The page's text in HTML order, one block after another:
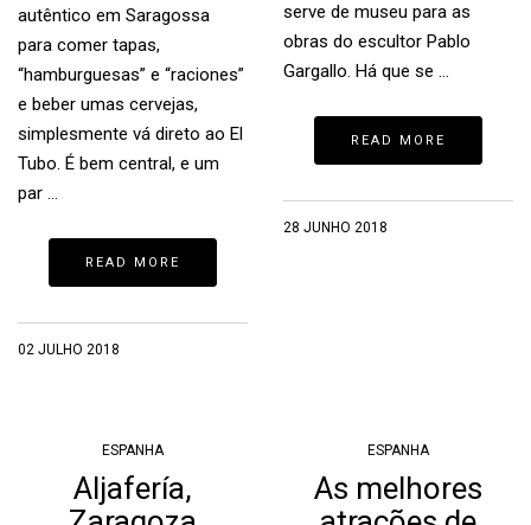
autêntico em Saragossa
para comer tapas,
“hamburguesas” e “raciones”
e beber umas cervejas,
simplesmente vá direto ao El
Tubo. É bem central, e um
par …
READ MORE
02 JULHO 2018
serve de museu para as
obras do escultor Pablo
Gargallo. Há que se …
READ MORE
28 JUNHO 2018
ESPANHA
Aljafería,
ESPANHA
As melhores